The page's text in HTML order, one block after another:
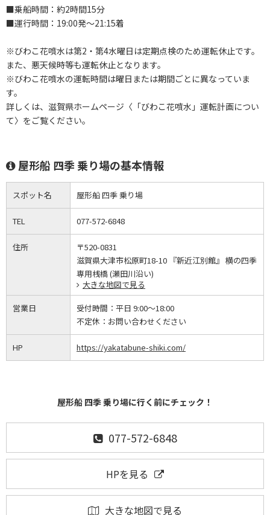
■乗船時間：約2時間15分
■運行時間：19:00発～21:15着
※びわこ花噴水は第2・第4水曜日は定期点検のため運転休止です。
また、悪天候時等も運転休止となります。
※びわこ花噴水の運転時間は曜日または期間ごとに異なっていま
す。
詳しくは、滋賀県ホームページ〈「びわこ花噴水」運転計画につい
て〉をご覧ください。
屋形船 四季 乗り場の基本情報
スポット名 屋形船 四季 乗り場
TEL 077-572-6848
住所
〒520-0831
滋賀県大津市松原町18-10 『新近江別館』 横の四季
専用桟橋 (瀬田川沿い)
大きな地図で見る
営業日 受付時間： 平日 9:00～18:00
不定休： お問い合わせください
HP https://yakatabune-shiki.com/
屋形船 四季 乗り場に行く前にチェック！
077-572-6848
HPを見る
大きな地図で見る